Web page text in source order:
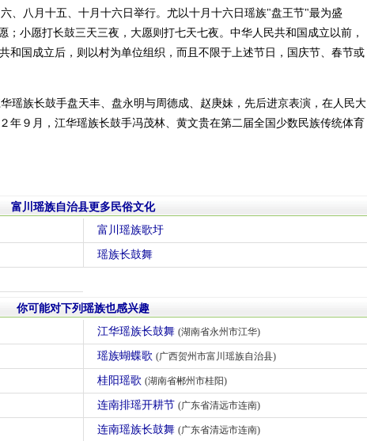
、八月十五、十月十六日举行。尤以十月十六日瑶族"盘王节"最为盛
小愿打长鼓三天三夜，大愿则打七天七夜。中华人民共和国成立以前，
和国成立后，则以村为单位组织，而且不限于上述节日，国庆节、春节或
瑶族长鼓手盘天丰、盘永明与周德成、赵庚妹，先后进京表演，在人民大
年９月，江华瑶族长鼓手冯茂林、黄文贵在第二届全国少数民族传统体育
富川瑶族自治县更多民俗文化
富川瑶族歌圩
瑶族长鼓舞
你可能对下列瑶族也感兴趣
江华瑶族长鼓舞 (湖南省永州市江华)
瑶族蝴蝶歌 (广西贺州市富川瑶族自治县)
桂阳瑶歌 (湖南省郴州市桂阳)
连南排瑶开耕节 (广东省清远市连南)
连南瑶族长鼓舞 (广东省清远市连南)